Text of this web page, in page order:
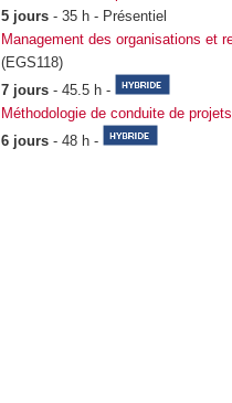
5 jours - 35 h - Présentiel
Management des organisations et
(EGS118)
7 jours - 45.5 h -
Méthodologie de conduite de
6 jours - 48 h -